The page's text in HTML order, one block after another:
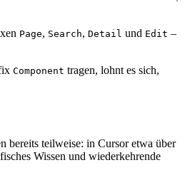
Page, Search, Detail und Edit –
Component tragen, lohnt es sich,
bereits teilweise: in Cursor etwa über
Wissen und wiederkehrende